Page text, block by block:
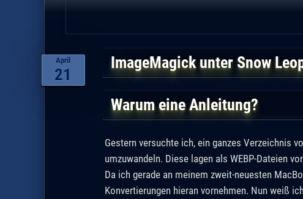
April
21
ImageMagick unter Snow
Warum eine Anleitung?
Gestern versuchte ich, ein ganzes Verzeichnis
umzuwandeln. Diese lagen als WEBP-Dateien
Da ich gerade an meinem zweit-neuesten
Konvertierungen hieran vornehmen. Nun weiß